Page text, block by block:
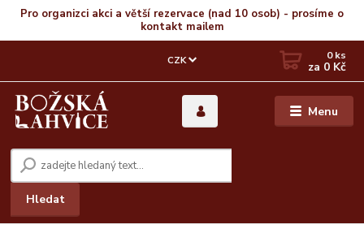
Pro organizci akci a větší rezervace (nad 10 osob) - prosíme o
kontakt mailem
Menu
CZK
Hledat
0ks
za 0 Kč